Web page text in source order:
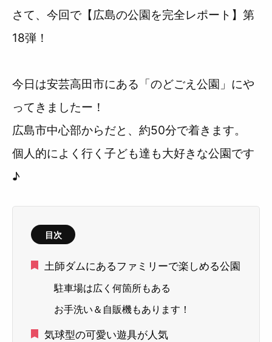
さて、今回で【広島の公園を完全レポート】第
18弾！
今日は安芸高田市にある「のどごえ公園」にや
ってきましたー！
広島市中心部からだと、約50分で着きます。
個人的によく行く子ども達も大好きな公園です
♪
目次
土師ダムにあるファミリーで楽しめる公園
駐車場は広く何箇所もある
お手洗い＆自販機もあります！
気球型の可愛い遊具が人気